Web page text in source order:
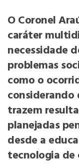
O Coronel
caráter
necessidade
problemas
como o
considerando
trazem
planejadas
desde a
tecnologia